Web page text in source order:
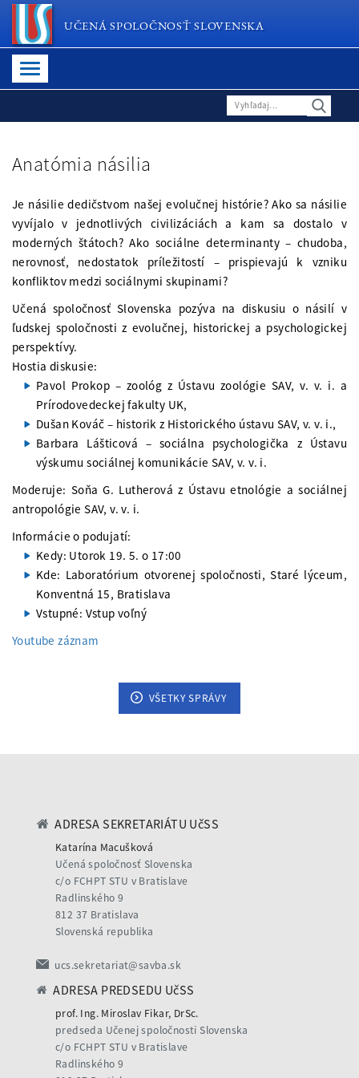
UČENÁ SPOLOČNOSŤ SLOVENSKA
Anatómia násilia
Je násilie dedičstvom našej evolučnej histórie? Ako sa násilie
vyvíjalo v jednotlivých civilizáciách a kam sa dostalo v
moderných štátoch? Ako sociálne determinanty – chudoba,
nerovnosť, nedostatok príležitostí – prispievajú k vzniku
konfliktov medzi sociálnymi skupinami?
Učená spoločnosť Slovenska pozýva na diskusiu o násilí v
ľudskej spoločnosti z evolučnej, historickej a psychologickej
perspektívy.
Hostia diskusie:
Pavol Prokop – zoológ z Ústavu zoológie SAV, v. v. i. a
Prírodovedeckej fakulty UK,
Dušan Kováč – historik z Historického ústavu SAV, v. v. i.,
Barbara Lášticová – sociálna psychologička z Ústavu
výskumu sociálnej komunikácie SAV, v. v. i.
Moderuje: Soňa G. Lutherová z Ústavu etnológie a sociálnej
antropológie SAV, v. v. i.
Informácie o podujatí:
Kedy: Utorok 19. 5. o 17:00
Kde: Laboratórium otvorenej spoločnosti, Staré lýceum,
Konventná 15, Bratislava
Vstupné: Vstup voľný
Youtube záznam
VŠETKY SPRÁVY
ADRESA SEKRETARIÁTU UčSS
Katarína Macušková
Učená spoločnosť Slovenska
c/o FCHPT STU v Bratislave
Radlinského 9
812 37 Bratislava
Slovenská republika
ucs.sekretariat@savba.sk
ADRESA PREDSEDU UčSS
prof. Ing. Miroslav Fikar, DrSc.
predseda Učenej spoločnosti Slovenska
c/o FCHPT STU v Bratislave
Radlinského 9